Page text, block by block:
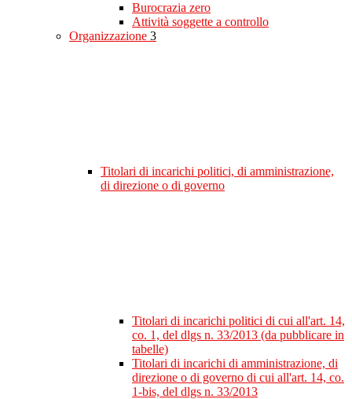
Burocrazia zero
Attività soggette a controllo
Organizzazione 3
Titolari di incarichi politici, di amministrazione,
di direzione o di governo
Titolari di incarichi politici di cui all'art. 14,
co. 1, del dlgs n. 33/2013 (da pubblicare in
tabelle)
Titolari di incarichi di amministrazione, di
direzione o di governo di cui all'art. 14, co.
1-bis, del dlgs n. 33/2013